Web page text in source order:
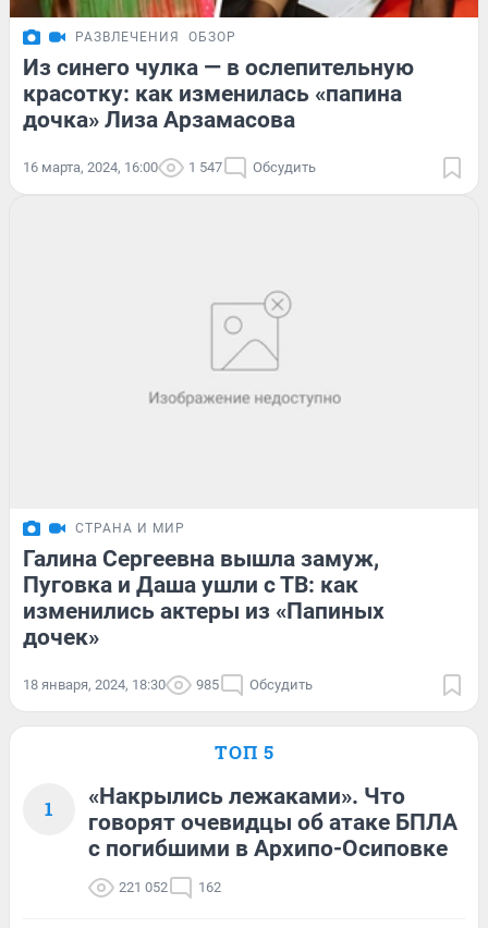
РАЗВЛЕЧЕНИЯ ОБЗОР
Из синего чулка — в ослепительную
красотку: как изменилась «папина
дочка» Лиза Арзамасова
16 марта, 2024, 16:00 1 547 Обсудить
СТРАНА И МИР
Галина Сергеевна вышла замуж,
Пуговка и Даша ушли с ТВ: как
изменились актеры из «Папиных
дочек»
18 января, 2024, 18:30 985 Обсудить
ТОП 5
1
«Накрылись лежаками». Что
говорят очевидцы об атаке БПЛА
с погибшими в Архипо-Осиповке
221 052 162